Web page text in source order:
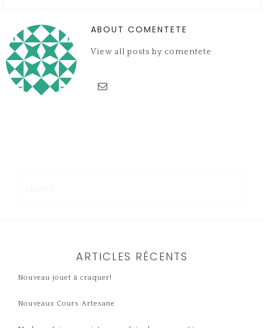
ABOUT COMENTETE
View all posts by comentete
ARTICLES RÉCENTS
Nouveau jouet à craquer!
Nouveaux Cours Artesane